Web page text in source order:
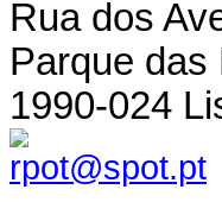
Rua dos
Parque das
1990-024
rpot@spot.pt